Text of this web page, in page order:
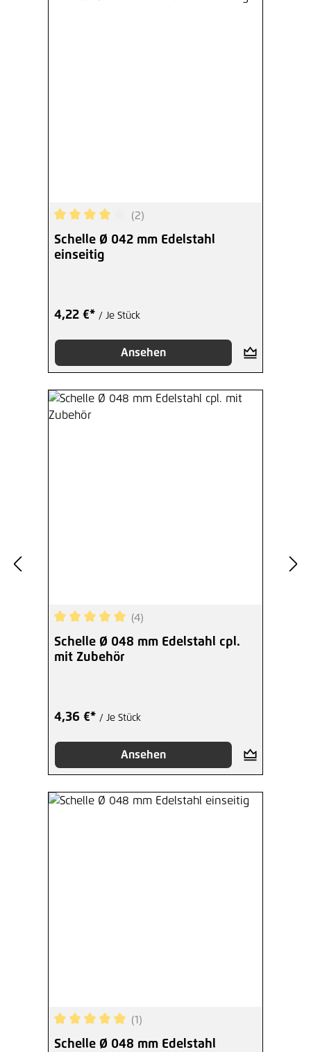
Durchschnittliche Bewertung von 4 von 5
(2)
Schelle Ø 042 mm Edelstahl
einseitig
4,22 €* / Je Stück
Ansehen
Durchschnittliche Bewertung von 5 von 5
(4)
Schelle Ø 048 mm Edelstahl cpl.
mit Zubehör
4,36 €* / Je Stück
Ansehen
Durchschnittliche Bewertung von 5 von 5
(1)
Schelle Ø 048 mm Edelstahl